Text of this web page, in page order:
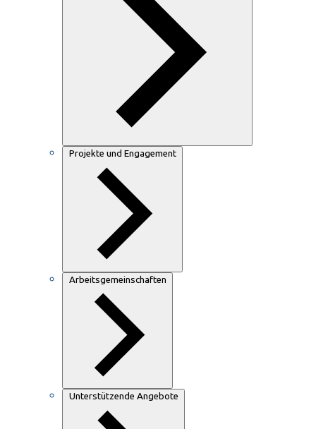
Projekte und Engagement
Arbeitsgemeinschaften
Unterstützende Angebote